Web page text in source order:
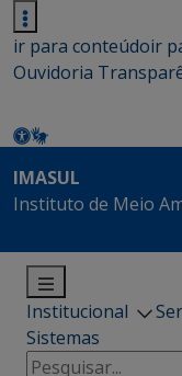
ir para conteúdoir
Ouvidoria
IMASUL
Instituto de Meio
Institucional
Sistemas
Pesquisar